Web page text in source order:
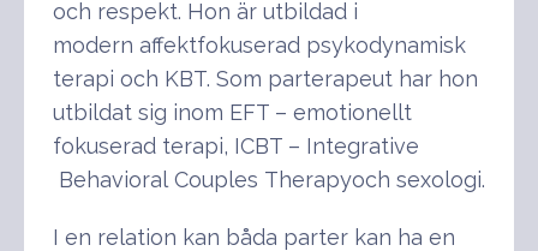
och respekt. Hon är utbildad i
modern affektfokuserad psykodynamisk
terapi och KBT. Som parterapeut har hon
utbildat sig inom EFT – emotionellt
fokuserad terapi, ICBT – Integrative
Behavioral Couples Therapyoch sexologi.
I en relation kan båda parter kan ha en